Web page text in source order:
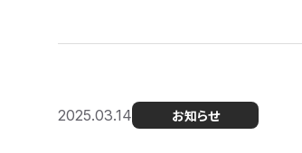
2025.03.14 お知らせ